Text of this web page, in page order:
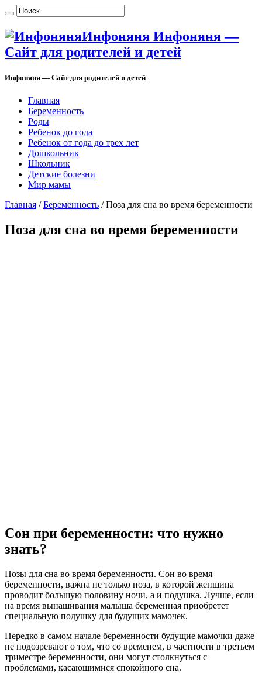
Инфоняня Инфоняня —
Сайт для родителей и детей
Инфоняня — Сайт для родителей и детей
Главная
Беременность
Роды
Ребенок до года
Ребенок от года до трех лет
Дошкольник
Школьник
Детские болезни
Мир мамы
Главная / Беременность / Поза для сна во время беременности
Поза для сна во время беременности
Сон при беременности: что нужно
знать?
Позы для сна во время беременности. Сон во время
беременности, важна не только поза, в которой женщина
проводит большую половину ночи, а и подушка. Лучше, если
на время вынашивания малыша беременная приобретет
специальную подушку для будущих мамочек.
Нередко в самом начале беременности будущие мамочки даже
не подозревают о том, что со временем, в частности в третьем
триместре беременности, они могут столкнуться с
проблемами, касающимися спокойного сна.